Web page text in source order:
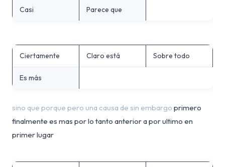
Casi Parece que
Ciertamente Claro está Sobre todo
Es más
sino que porque pero una causa de sin embargo primero
finalmente es mas por lo tanto anterior a por ultimo en
primer lugar